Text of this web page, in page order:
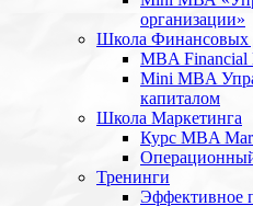
организации»
Школа Финансовых
MBA Financial
Mini MBA
капиталом
Школа Маркетинга
Курс MBA
Тренинги
Эффективное